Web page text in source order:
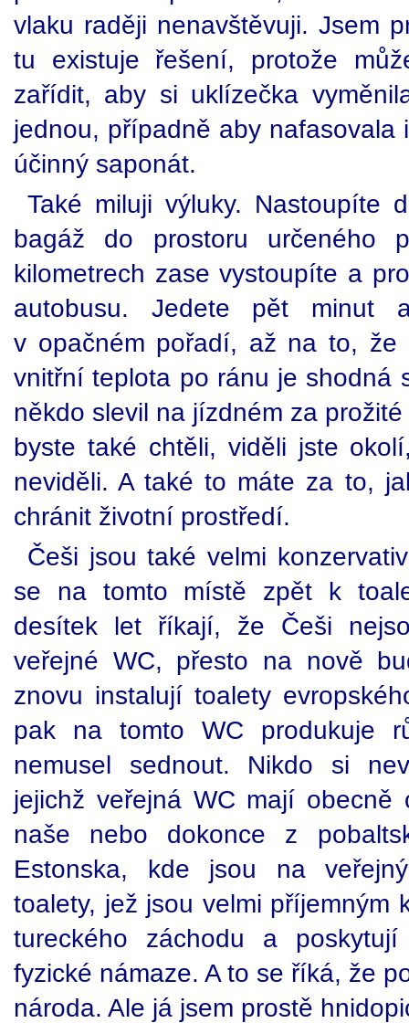
vlaku raději nenavštěvuji. Jsem
tu existuje řešení, protože
zařídit, aby si uklízečka
jednou, případně aby
účinný saponát.
Také miluji výluky. Nastoupíte
bagáž do prostoru určeného
kilometrech zase vystoupíte a
autobusu. Jedete pět minut
v opačném pořadí, až na to, že
vnitřní teplota po ránu je shodná
někdo slevil na jízdném za
byste také chtěli, viděli jste
neviděli. A také to máte za to,
chránit životní prostředí.
Češi jsou také velmi
se na tomto místě zpět k
desítek let říkají, že Češi
veřejné WC, přesto na nově
znovu instalují toalety
pak na tomto WC produkuje
nemusel sednout. Nikdo si
jejichž veřejná WC mají
naše nebo dokonce z
Estonska, kde jsou na
toalety, jež jsou velmi příjemným
tureckého záchodu a
fyzické námaze. A to se říká, že
národa. Ale já jsem prostě